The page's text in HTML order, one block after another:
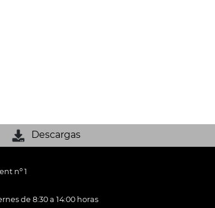
Descargas
nº 1
de 8:30 a 14:00 horas